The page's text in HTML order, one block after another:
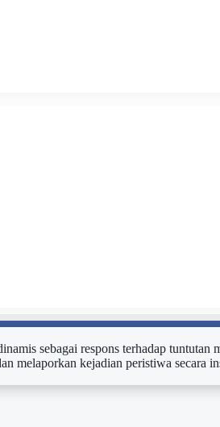
sebagai respons terhadap
melaporkan kejadian peristiwa secara